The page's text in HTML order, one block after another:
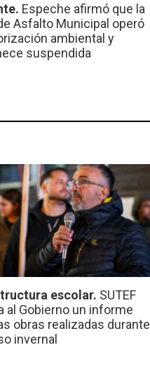
Espeche afirmó que la
Asfalto Municipal operó
ambiental y
suspendida
escolar. SUTEF
al Gobierno un informe
obras realizadas durante
invernal